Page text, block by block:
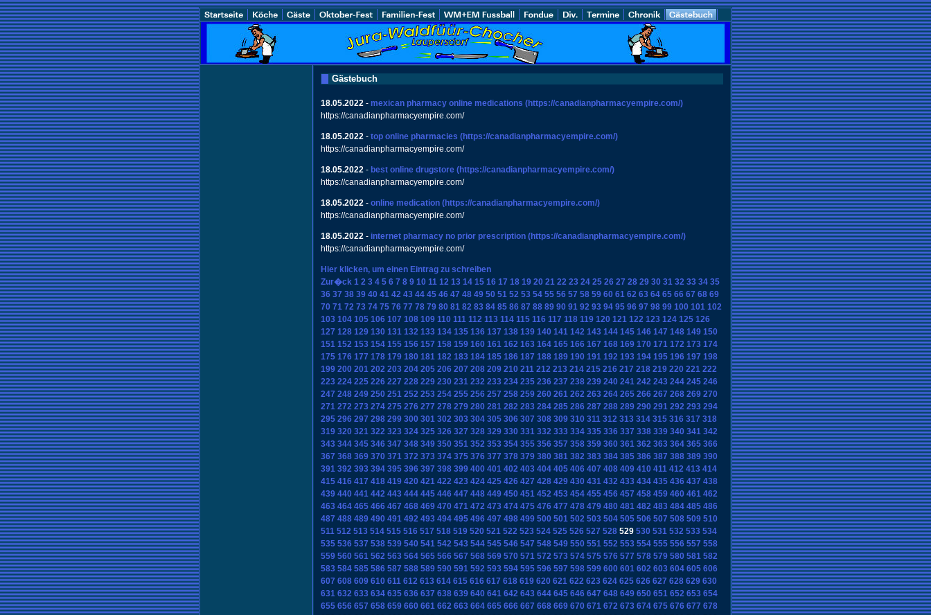
Gästebuch
18.05.2022 - mexican pharmacy online medications (https://canadianpharmacyempire.com/)
https://canadianpharmacyempire.com/
18.05.2022 - top online pharmacies (https://canadianpharmacyempire.com/)
https://canadianpharmacyempire.com/
18.05.2022 - best online drugstore (https://canadianpharmacyempire.com/)
https://canadianpharmacyempire.com/
18.05.2022 - online medication (https://canadianpharmacyempire.com/)
https://canadianpharmacyempire.com/
18.05.2022 - internet pharmacy no prior prescription (https://canadianpharmacyempire.com/)
https://canadianpharmacyempire.com/
Hier klicken, um einen Eintrag zu schreiben
Zur�ck 1 2 3 4 5 6 7 8 9 10 11 12 13 14 15 16 17 18 19 20 21 22 23 24 25 26 27 28 29 30 31 32 33 34 35
36 37 38 39 40 41 42 43 44 45 46 47 48 49 50 51 52 53 54 55 56 57 58 59 60 61 62 63 64 65 66 67 68 69
70 71 72 73 74 75 76 77 78 79 80 81 82 83 84 85 86 87 88 89 90 91 92 93 94 95 96 97 98 99 100 101 102
103 104 105 106 107 108 109 110 111 112 113 114 115 116 117 118 119 120 121 122 123 124 125 126
127 128 129 130 131 132 133 134 135 136 137 138 139 140 141 142 143 144 145 146 147 148 149 150
151 152 153 154 155 156 157 158 159 160 161 162 163 164 165 166 167 168 169 170 171 172 173 174
175 176 177 178 179 180 181 182 183 184 185 186 187 188 189 190 191 192 193 194 195 196 197 198
199 200 201 202 203 204 205 206 207 208 209 210 211 212 213 214 215 216 217 218 219 220 221 222
223 224 225 226 227 228 229 230 231 232 233 234 235 236 237 238 239 240 241 242 243 244 245 246
247 248 249 250 251 252 253 254 255 256 257 258 259 260 261 262 263 264 265 266 267 268 269 270
271 272 273 274 275 276 277 278 279 280 281 282 283 284 285 286 287 288 289 290 291 292 293 294
295 296 297 298 299 300 301 302 303 304 305 306 307 308 309 310 311 312 313 314 315 316 317 318
319 320 321 322 323 324 325 326 327 328 329 330 331 332 333 334 335 336 337 338 339 340 341 342
343 344 345 346 347 348 349 350 351 352 353 354 355 356 357 358 359 360 361 362 363 364 365 366
367 368 369 370 371 372 373 374 375 376 377 378 379 380 381 382 383 384 385 386 387 388 389 390
391 392 393 394 395 396 397 398 399 400 401 402 403 404 405 406 407 408 409 410 411 412 413 414
415 416 417 418 419 420 421 422 423 424 425 426 427 428 429 430 431 432 433 434 435 436 437 438
439 440 441 442 443 444 445 446 447 448 449 450 451 452 453 454 455 456 457 458 459 460 461 462
463 464 465 466 467 468 469 470 471 472 473 474 475 476 477 478 479 480 481 482 483 484 485 486
487 488 489 490 491 492 493 494 495 496 497 498 499 500 501 502 503 504 505 506 507 508 509 510
511 512 513 514 515 516 517 518 519 520 521 522 523 524 525 526 527 528 529 530 531 532 533 534
535 536 537 538 539 540 541 542 543 544 545 546 547 548 549 550 551 552 553 554 555 556 557 558
559 560 561 562 563 564 565 566 567 568 569 570 571 572 573 574 575 576 577 578 579 580 581 582
583 584 585 586 587 588 589 590 591 592 593 594 595 596 597 598 599 600 601 602 603 604 605 606
607 608 609 610 611 612 613 614 615 616 617 618 619 620 621 622 623 624 625 626 627 628 629 630
631 632 633 634 635 636 637 638 639 640 641 642 643 644 645 646 647 648 649 650 651 652 653 654
655 656 657 658 659 660 661 662 663 664 665 666 667 668 669 670 671 672 673 674 675 676 677 678